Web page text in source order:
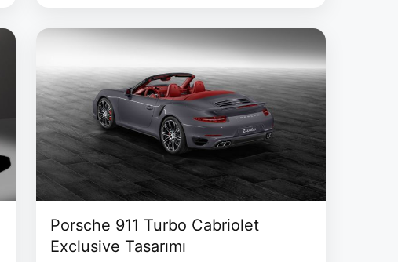
kanadı ve geniş çaplı jantlarıyla standart
otomobilden kolayca ayrılıyor. Dönem kaynağı
GTspirit, bu aracı 10 Mart 2014 tarihinde
kırmızı bir 991 Carrera …
Porsche 911 Turbo Cabriolet
Exclusive Tasarımı